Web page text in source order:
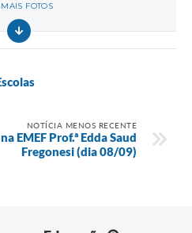
FOTOS
NOTÍCIA MENOS RECENTE
EMEF Prof.ª Edda Saud
Fregonesi (dia 08/09)